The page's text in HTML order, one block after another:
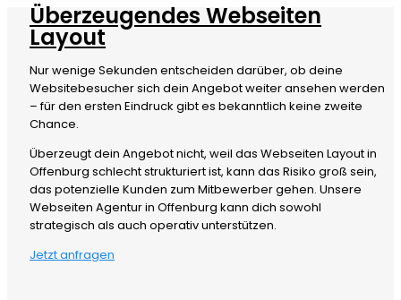
Überzeugendes Webseiten
Layout
Nur wenige Sekunden entscheiden darüber, ob deine
Websitebesucher sich dein Angebot weiter ansehen werden
– für den ersten Eindruck gibt es bekanntlich keine zweite
Chance.
Überzeugt dein Angebot nicht, weil das Webseiten Layout in
Offenburg schlecht strukturiert ist, kann das Risiko groß sein,
das potenzielle Kunden zum Mitbewerber gehen. Unsere
Webseiten Agentur in Offenburg kann dich sowohl
strategisch als auch operativ unterstützen.
Jetzt anfragen